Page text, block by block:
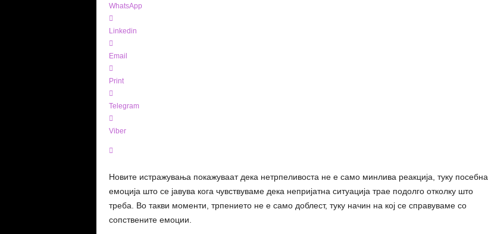
WhatsApp
Linkedin
Email
Print
Telegram
Viber
Новите истражувања покажуваат дека нетрпеливоста не е само минлива реакција, туку посебна
емоција што се јавува кога чувствуваме дека непријатна ситуација трае подолго отколку што
треба. Во такви моменти, трпението не е само доблест, туку начин на кој се справуваме со
сопствените емоции.